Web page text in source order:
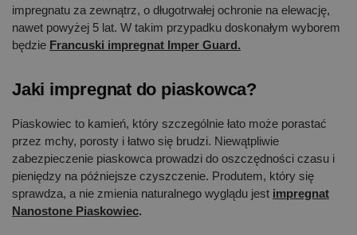
impregnatu za zewnątrz, o długotrwałej ochronie na elewację,
nawet powyżej 5 lat. W takim przypadku doskonałym wyborem
będzie Francuski impregnat Imper Guard.
Jaki impregnat do piaskowca?
Piaskowiec to kamień, który szczególnie łato może porastać
przez mchy, porosty i łatwo się brudzi. Niewątpliwie
zabezpieczenie piaskowca prowadzi do oszczędności czasu i
pieniędzy na późniejsze czyszczenie. Produtem, który się
sprawdza, a nie zmienia naturalnego wyglądu jest impregnat
Nanostone Piaskowiec.